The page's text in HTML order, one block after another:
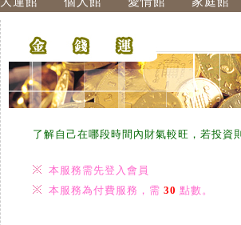
了解自己在哪段時間內財氣較旺，若投資
本服務需先登入會員
本服務為付費服務，需 30 點數。